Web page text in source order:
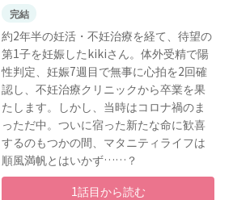
完結
約2年半の妊活・不妊治療を経て、待望の
第1子を妊娠したkikiさん。体外受精で陽
性判定、妊娠7週目で無事に心拍を2回確
認し、不妊治療クリニックから卒業を果
たします。しかし、当時はコロナ禍のま
っただ中。ついに宿った新たな命に歓喜
するのもつかの間、マタニティライフは
順風満帆とはいかず……？
1話目から読む